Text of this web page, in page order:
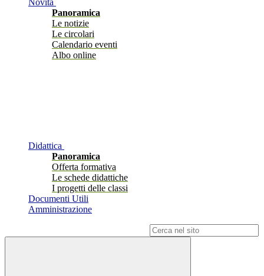
Novità
Panoramica
Le notizie
Le circolari
Calendario eventi
Albo online
Didattica
Panoramica
Offerta formativa
Le schede didattiche
I progetti delle classi
Documenti Utili
Amministrazione